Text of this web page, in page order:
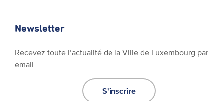
Newsletter
Recevez toute l’actualité de la Ville de Luxembourg par
email
S'inscrire